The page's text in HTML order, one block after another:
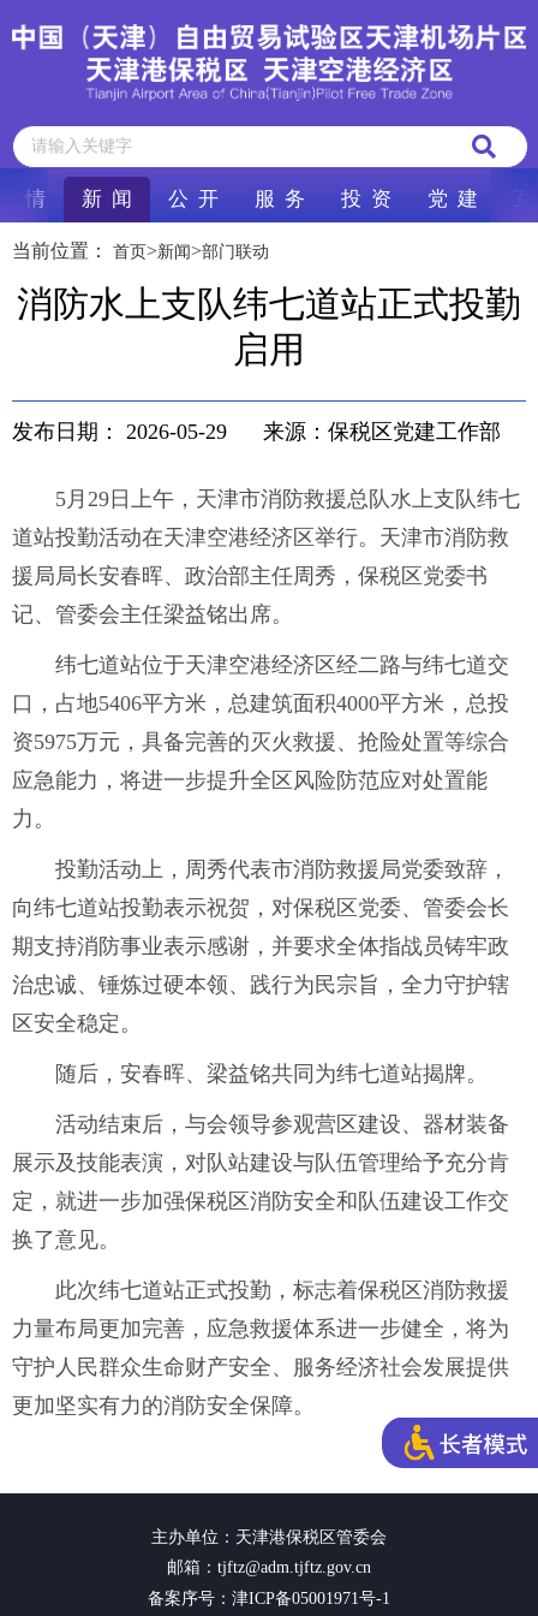
情 新 闻 公 开 服 务 投 资 党 建
当前位置： 首页>新闻>部门联动
消防水上支队纬七道站正式投勤
启用
发布日期： 2026-05-29 来源：保税区党建工作部
5月29日上午，天津市消防救援总队水上支队纬七
道站投勤活动在天津空港经济区举行。天津市消防救
援局局长安春晖、政治部主任周秀，保税区党委书
记、管委会主任梁益铭出席。
纬七道站位于天津空港经济区经二路与纬七道交
口，占地5406平方米，总建筑面积4000平方米，总投
资5975万元，具备完善的灭火救援、抢险处置等综合
应急能力，将进一步提升全区风险防范应对处置能
力。
投勤活动上，周秀代表市消防救援局党委致辞，
向纬七道站投勤表示祝贺，对保税区党委、管委会长
期支持消防事业表示感谢，并要求全体指战员铸牢政
治忠诚、锤炼过硬本领、践行为民宗旨，全力守护辖
区安全稳定。
随后，安春晖、梁益铭共同为纬七道站揭牌。
活动结束后，与会领导参观营区建设、器材装备
展示及技能表演，对队站建设与队伍管理给予充分肯
定，就进一步加强保税区消防安全和队伍建设工作交
换了意见。
此次纬七道站正式投勤，标志着保税区消防救援
力量布局更加完善，应急救援体系进一步健全，将为
守护人民群众生命财产安全、服务经济社会发展提供
更加坚实有力的消防安全保障。
主办单位：天津港保税区管委会
邮箱：tjftz@adm.tjftz.gov.cn
备案序号：津ICP备05001971号-1